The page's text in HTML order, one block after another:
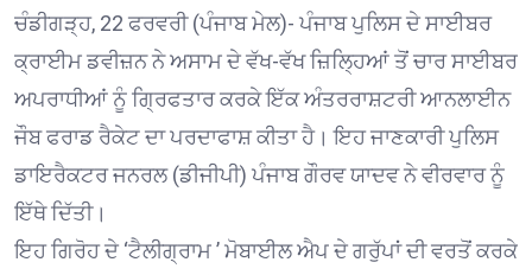
ਚੰਡੀਗੜ੍ਹ, 22 ਫਰਵਰੀ (ਪੰਜਾਬ ਮੇਲ)- ਪੰਜਾਬ ਪੁਲਿਸ ਦੇ ਸਾਈਬਰ
ਕ੍ਰਾਈਮ ਡਵੀਜ਼ਨ ਨੇ ਅਸਾਮ ਦੇ ਵੱਖ-ਵੱਖ ਜ਼ਿਲਿ੍ਹਆਂ ਤੋਂ ਚਾਰ ਸਾਈਬਰ
ਅਪਰਾਧੀਆਂ ਨੂੰ ਗ੍ਰਿਫਤਾਰ ਕਰਕੇ ਇੱਕ ਅੰਤਰਰਾਸ਼ਟਰੀ ਆਨਲਾਈਨ
ਜੌਬ ਫਰਾਡ ਰੈਕੇਟ ਦਾ ਪਰਦਾਫਾਸ਼ ਕੀਤਾ ਹੈ। ਇਹ ਜਾਣਕਾਰੀ ਪੁਲਿਸ
ਡਾਇਰੈਕਟਰ ਜਨਰਲ (ਡੀਜੀਪੀ) ਪੰਜਾਬ ਗੌਰਵ ਯਾਦਵ ਨੇ ਵੀਰਵਾਰ ਨੂੰ
ਇੱਥੇ ਦਿੱਤੀ।
ਇਹ ਗਿਰੋਹ ਦੇ ‘ਟੈਲੀਗ੍ਰਾਮ ’ ਮੋਬਾਈਲ ਐਪ ਦੇ ਗਰੁੱਪਾਂ ਦੀ ਵਰਤੋਂ ਕਰਕੇ